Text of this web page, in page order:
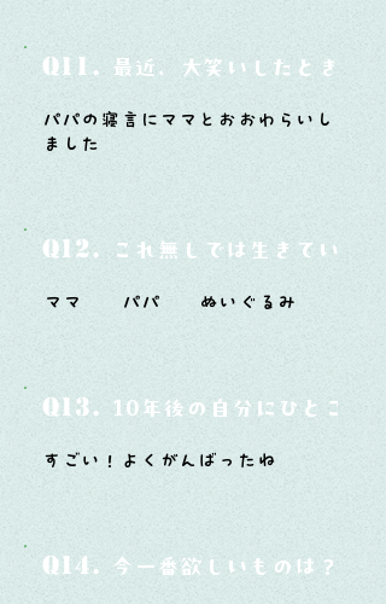
Q11. 最近、大笑いしたときはど
パパの寝言にママとおおわらいし
ました
Q12. これ無しでは生きていけ
ママ パパ ぬいぐるみ
Q13. 10年後の自分にひとこと
すごい！よくがんばったね
Q14. 今一番欲しいものは？